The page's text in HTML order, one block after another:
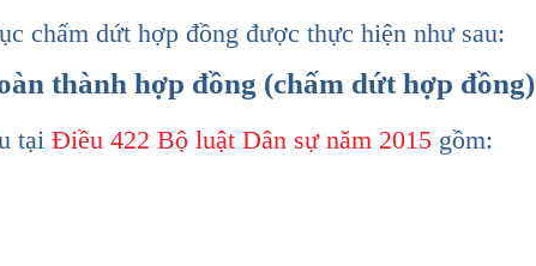
chấm dứt hợp đồng được thực hiện như sau:
thành hợp đồng (chấm dứt hợp đồng)
tại Điều 422 Bộ luật Dân sự năm 2015 gồm: